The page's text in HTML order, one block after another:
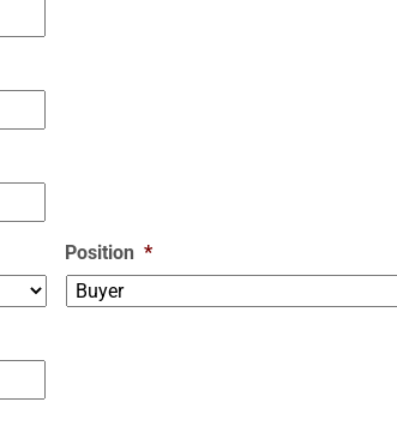
Position *